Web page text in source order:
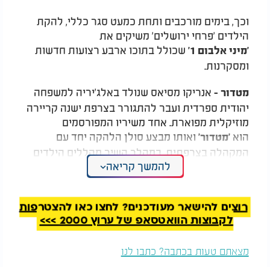
וכך, בימים מורכבים ותחת כמעט סגר כללי, להקת
הילדים 'פרחי ירושלים' משיקים את
'מיני אלבום 1'
שכולל בתוכו ארבע רצועות חדשות
ומסקרנות.
מטדור - אנריקו מסיאס שנולד באלג'יריה למשפחה
יהודית ספרדית ועבר להתגורר בצרפת ישנה קריירה
מוזיקלית מפוארת. אחד משיריו המפורסמים
הוא 'מטדור' ואותו מבצע סולן הלהקה יחד עם
המקהלה בצרפתית. במהלך השיר מהללים הילדים
את הרמב"ם רבי משה בן מימון שהיה אחד מגדולי
הפוסקים בעם היהודי.
להמשך קריאה
רוצים להישאר מעודכנים? לחצו כאן להצטרפות
לקבוצות הוואטסאפ של ערוץ 2000 >>>
מצאתם טעות בכתבה? כתבו לנו